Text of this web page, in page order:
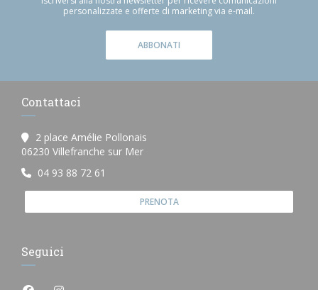
personalizzate e offerte di marketing via e-mail.
ABBONATI
Contattaci
2 place Amélie Pollonais
06230 Villefranche sur Mer((apre una nuova finestra))
04 93 88 72 61
PRENOTA
Seguici